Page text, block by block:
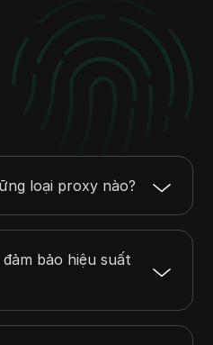
loại proxy nào?
bảo hiệu suất